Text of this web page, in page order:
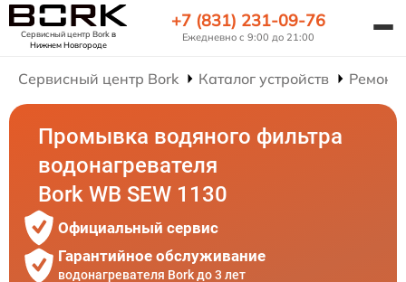
Сервисный центр Borkв
Нижнем Новгороде
+7 (831) 231-09-76
Ежедневно с 9:00 до 21:00
Сервисный центр Bork Каталог устройств Ремонт
Промывка водяного фильтра
водонагревателя
Bork WB SEW 1130
Официальный сервис
Гарантийное обслуживание
водонагревателя Bork до 3 лет